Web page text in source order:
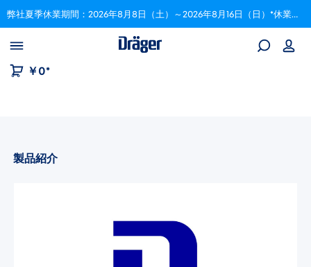
to B2B platform navigation 弊社夏季休業期間：2026年8月8日（土）～2026年8月16日（日）*休業期間中にいただいたご注文は、8月17日以降順次対応いたします。
￥0*
製品紹介
画像ギャラリーをスキップ